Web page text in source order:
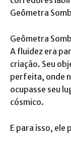
Geômetra
Geômetra
A fluidez era
criação. Seu
perfeita, onde
ocupasse seu
cósmico.
E para isso, ele